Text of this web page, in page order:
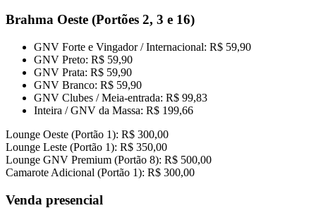
Brahma Oeste (Portões 2, 3 e 16)
GNV Forte e Vingador / Internacional: R$ 59,90
GNV Preto: R$ 59,90
GNV Prata: R$ 59,90
GNV Branco: R$ 59,90
GNV Clubes / Meia-entrada: R$ 99,83
Inteira / GNV da Massa: R$ 199,66
Lounge Oeste (Portão 1): R$ 300,00
Lounge Leste (Portão 1): R$ 350,00
Lounge GNV Premium (Portão 8): R$ 500,00
Camarote Adicional (Portão 1): R$ 300,00
Venda presencial